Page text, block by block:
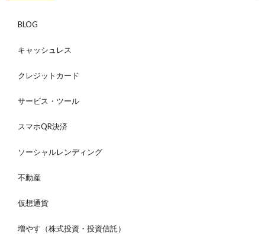
BLOG
キャッシュレス
クレジットカード
サービス・ツール
スマホQR決済
ソーシャルレンディング
不動産
仮想通貨
増やす（株式投資・投資信託）